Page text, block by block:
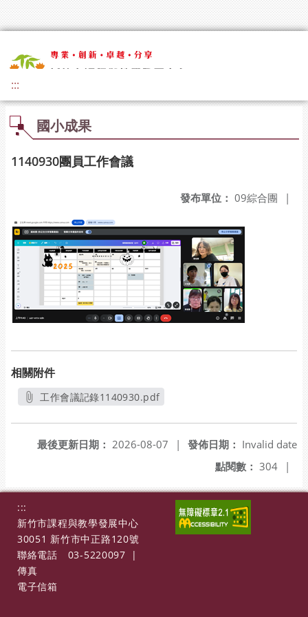
:::
國小成果
1140930團員工作會議
發布單位： 09綜合團 |
相關附件
工作會議記錄1140930.pdf
發佈日期： Invalid date
最後更新日期： 2026-08-07
|
點閱數： 304 |
:::
新竹市課程與教學發展中心
30051 新竹市中正路120號
聯絡電話
03-5220097
|
傳真
電子信箱